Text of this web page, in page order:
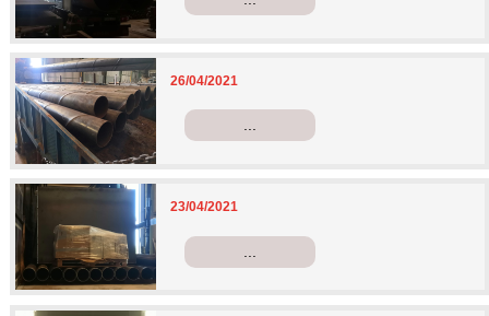
26/04/2021
...
23/04/2021